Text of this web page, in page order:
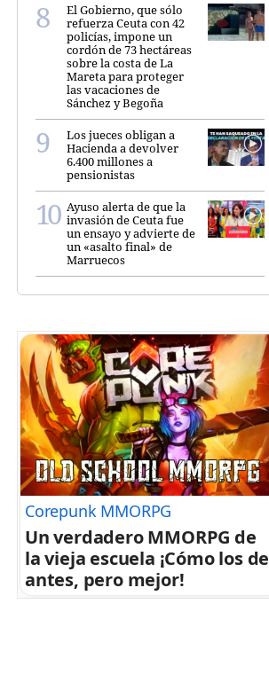
El Gobierno, que sólo
refuerza Ceuta con 42
policías, impone un
cordón de 73 hectáreas
sobre la costa de La
Mareta para proteger
las vacaciones de
Sánchez y Begoña
Los jueces obligan a
Hacienda a devolver
6.400 millones a
pensionistas
Ayuso alerta de que la
invasión de Ceuta fue
un ensayo y advierte de
un «asalto final» de
Marruecos
Corepunk MMORPG
Un verdadero MMORPG de
la vieja escuela ¡Cómo los de
antes, pero mejor!